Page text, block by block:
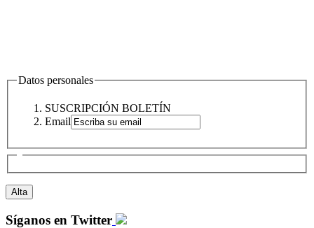
Datos personales
SUSCRIPCIÓN BOLETÍN
Email
Síganos en Twitter